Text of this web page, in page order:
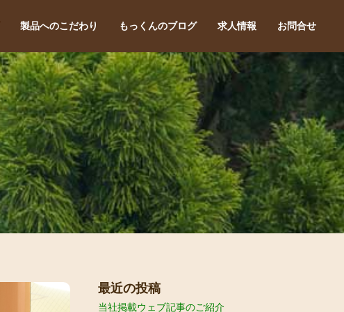
製品へのこだわり もっくんのブログ 求人情報 お問合せ
最近の投稿
当社掲載ウェブ記事のご紹介